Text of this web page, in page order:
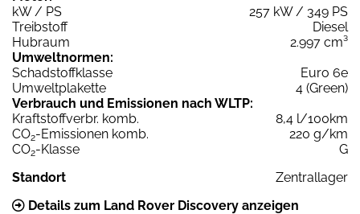
kW / PS
257 kW / 349 PS
Treibstoff
Diesel
Hubraum
2.997 cm³
Umweltnormen:
Schadstoffklasse
Euro 6e
Umweltplakette
4 (Green)
Verbrauch und Emissionen nach WLTP:
Kraftstoffverbr. komb.
8,4 l/100km
CO2-Emissionen komb.
220 g/km
CO2-Klasse
G
Standort
Zentrallager
Details zum Land Rover Discovery anzeigen